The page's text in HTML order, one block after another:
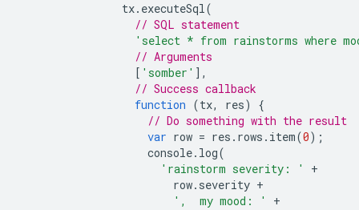
tx. executeSql(
// SQL statement
'select * from rainstorms where
// Arguments
[ 'somber' ],
// Success callback
function (tx, res)
{
// Do something with the result
var row = res . rows . item(0);
console. log(
'rainstorm severity: '
+
row. severity +
',  my mood: '
+